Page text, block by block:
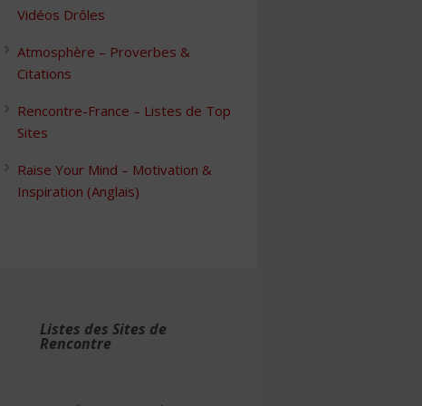
Vidéos Drôles
Atmosphère – Proverbes &
Citations
Rencontre-France – Listes de Top
Sites
Raise Your Mind – Motivation &
Inspiration (Anglais)
Listes des Sites de
Rencontre